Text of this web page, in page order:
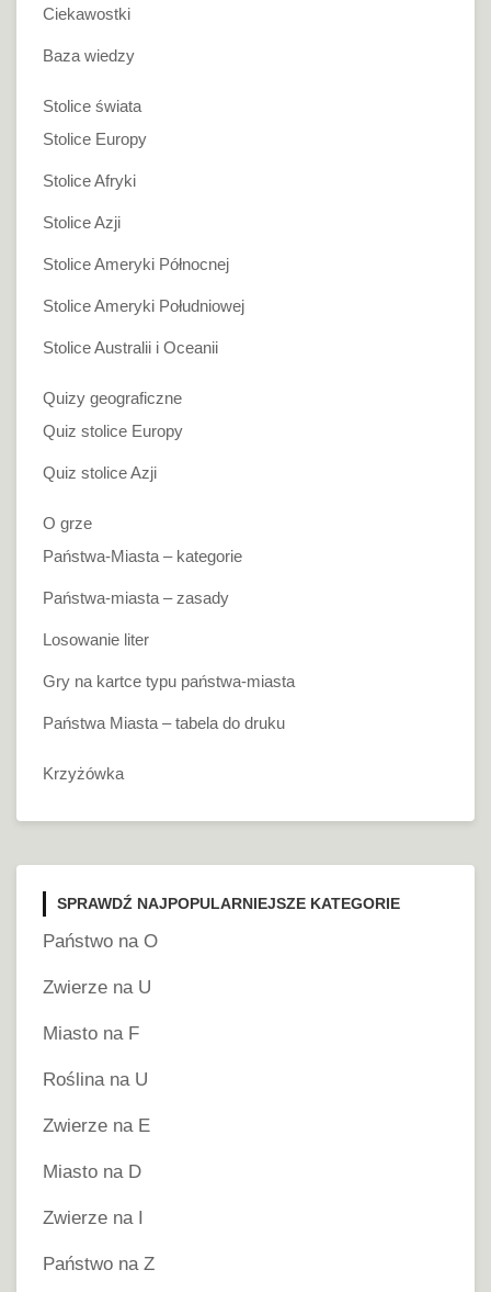
Ciekawostki
Baza wiedzy
Stolice świata
Stolice Europy
Stolice Afryki
Stolice Azji
Stolice Ameryki Północnej
Stolice Ameryki Południowej
Stolice Australii i Oceanii
Quizy geograficzne
Quiz stolice Europy
Quiz stolice Azji
O grze
Państwa-Miasta – kategorie
Państwa-miasta – zasady
Losowanie liter
Gry na kartce typu państwa-miasta
Państwa Miasta – tabela do druku
Krzyżówka
SPRAWDŹ NAJPOPULARNIEJSZE KATEGORIE
Państwo na O
Zwierze na U
Miasto na F
Roślina na U
Zwierze na E
Miasto na D
Zwierze na I
Państwo na Z